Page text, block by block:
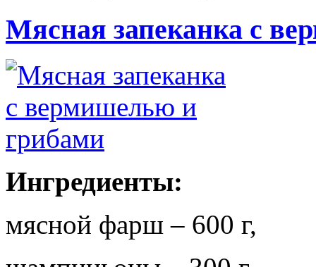
Мясная запеканка с
Ингредиенты:
мясной фарш – 600 г,